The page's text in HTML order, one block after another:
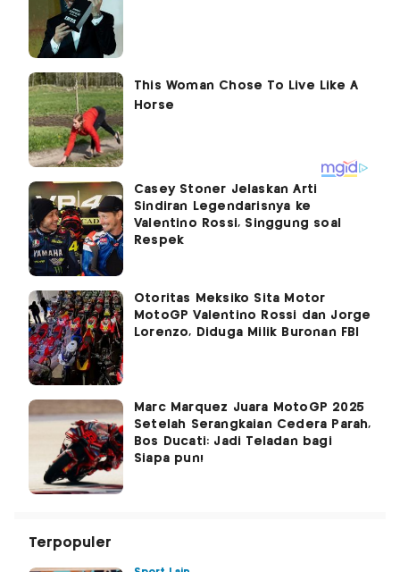
Casey Stoner Jelaskan Arti
Sindiran Legendarisnya ke
Valentino Rossi, Singgung soal
Respek
Otoritas Meksiko Sita Motor
MotoGP Valentino Rossi dan Jorge
Lorenzo, Diduga Milik Buronan FBI
Marc Marquez Juara MotoGP 2025
Setelah Serangkaian Cedera Parah,
Bos Ducati: Jadi Teladan bagi
Siapa pun!
Terpopuler